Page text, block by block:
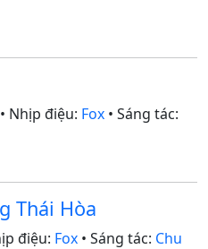
• Nhịp điệu: Fox • Sáng tác:
Thái Hòa
điệu: Fox • Sáng tác: Chu